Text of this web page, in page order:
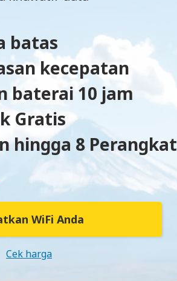
batas
kecepatan
baterai 10 jam
Gratis
hingga 8 Perangkat
WiFi Anda
Cek harga